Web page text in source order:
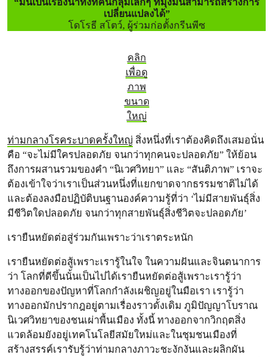
เปลี่ยนแปลงได้”
โดโรธี สโตว์, ผู้ร่วมก่อตั้งกรีนพีซ
คลิก
เพื่อดู
ภาพ
ขนาด
ใหญ่
ท่ามกลางโรคระบาดครั้งใหญ่ สิ่งหนึ่งที่เราต้องคิดถึงเสมอนั่น
คือ “จะไม่มีใครปลอดภัย จนกว่าทุกคนจะปลอดภัย” ให้ย้อน
ถึงการผสานรวมของคำ “นิเวศวิทยา” และ “สันติภาพ” เราจะ
ต้องเข้าใจว่าเราเป็นส่วนหนึ่งที่แยกขาดจากธรรมชาติไม่ได้
และต้องลงมือปฏิบัติบนฐานองค์ความรู้ที่ว่า ‘ไม่มีสายพันธุ์สิ่ง
มีชีวิตใดปลอดภัย จนกว่าทุกสายพันธุ์สิ่งชีวิตจะปลอดภัย’
เรายืนหยัดต่อสู่ร่วมกันเพราะว่าเราตระหนัก
เรายืนหยัดต่อสู้เพราะเรารู้ในใจ ในความฝันและจินตนาการ
ว่า โลกที่ดีขึ้นนั้นเป็นไปได้เรายืนหยัดต่อสู้เพราะเรารู้ว่า
ทางออกของปัญหาที่โลกกำลังเผชิญอยู่ในมือเรา เรารู้ว่า
ทางออกมักปรากฎอยู่ตามเรื่องราวดั้งเดิม ภูมิปัญญาโบราณ
นิเวศวิทยาของชนเผ่าพื้นเมือง ทั้งนี้ ทางออกจากวิกฤตสิ่ง
แวดล้อมยังอยู่เทคโนโลยีสมัยใหม่และในชุมชนเมืองที่
สร้างสรรค์เรารับรู้ว่าท่ามกลางภาวะชะงักงันและผลิกผัน